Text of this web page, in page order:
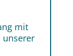
mit
unserer